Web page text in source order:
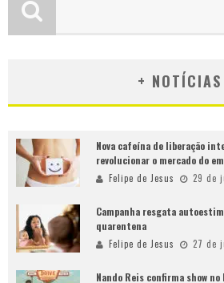
+ NOTÍCIAS
Nova cafeína de liberação
revolucionar o mercado do
Felipe de Jesus 29 de
Campanha resgata
quarentena
Felipe de Jesus 27 de
Nando Reis confirma show no